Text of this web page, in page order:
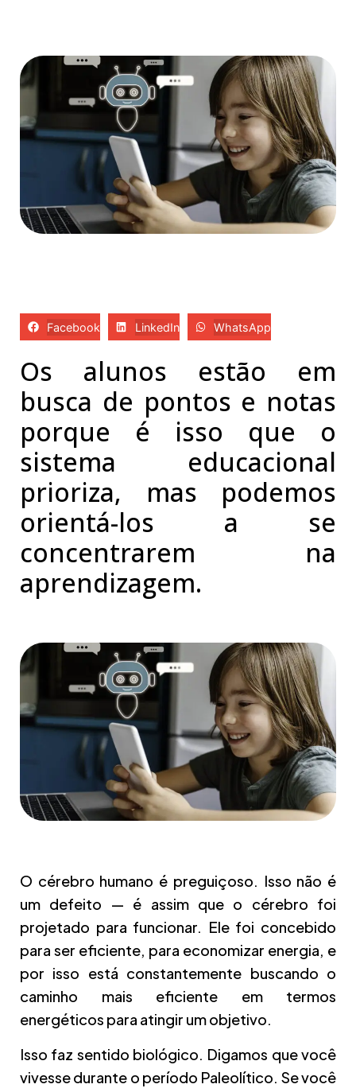
Facebook LinkedIn WhatsApp
Os alunos estão em
busca de pontos e notas
porque é isso que o
sistema educacional
prioriza, mas podemos
orientá-los a se
concentrarem na
aprendizagem.
O cérebro humano é preguiçoso. Isso não é
um defeito — é assim que o cérebro foi
projetado para funcionar. Ele foi concebido
para ser eficiente, para economizar energia, e
por isso está constantemente buscando o
caminho mais eficiente em termos
energéticos para atingir um objetivo.
Isso faz sentido biológico. Digamos que você
vivesse durante o período Paleolítico. Se você